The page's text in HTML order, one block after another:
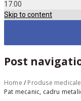
17.00
Skip to content
Post
Home / Produse medicale
Pat mecanic, cadru